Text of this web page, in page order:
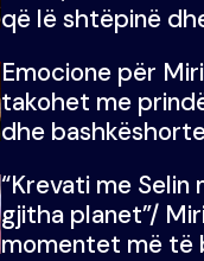
që lë shtëpinë
çmimin e madh
Emocione për
takohet me
dhe
“Krevati me Selin
gjitha planet”/
momentet më të